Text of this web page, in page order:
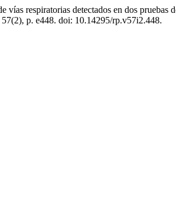
respiratorias detectados en dos
57(2), p. e448. doi: 10.14295/rp.v57i2.448.